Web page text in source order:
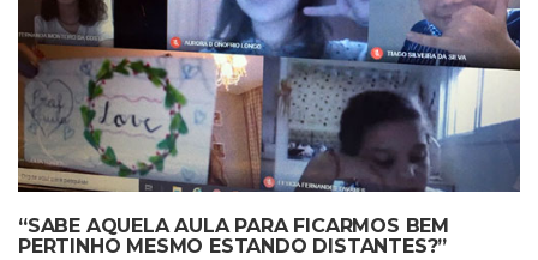
“SABE AQUELA AULA PARA FICARMOS BEM
PERTINHO MESMO ESTANDO DISTANTES?”